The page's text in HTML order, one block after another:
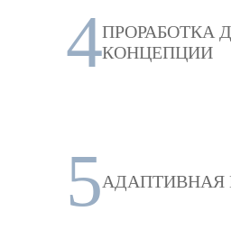
4ПРОРАБОТКА
КОНЦЕПЦИИ
5АДАПТИВНАЯ